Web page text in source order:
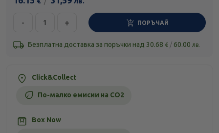
- + ПОРЪЧАЙ
Безплатна доставка за поръчки над 30.68 € / 60.00 лв.
Click&Collect
По-малко емисии на CO2
Box Now